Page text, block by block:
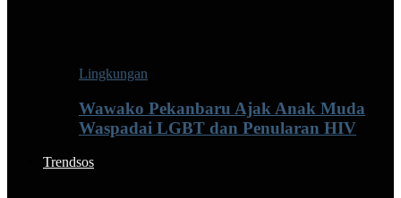
Lingkungan
Wawako Pekanbaru Ajak Anak Muda
Waspadai LGBT dan Penularan HIV
Trendsos